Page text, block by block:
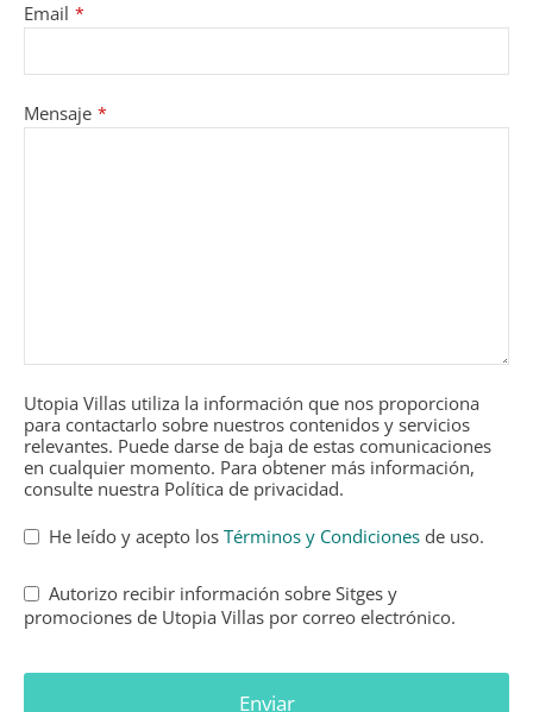
Email *
Email
Address *
Mensaje *
Utopia Villas utiliza la información que nos proporciona
para contactarlo sobre nuestros contenidos y servicios
relevantes. Puede darse de baja de estas comunicaciones
en cualquier momento. Para obtener más información,
consulte nuestra Política de privacidad.
He leído y acepto los Términos y Condiciones de uso.
Autorizo recibir información sobre Sitges y
promociones de Utopia Villas por correo electrónico.
Enviar